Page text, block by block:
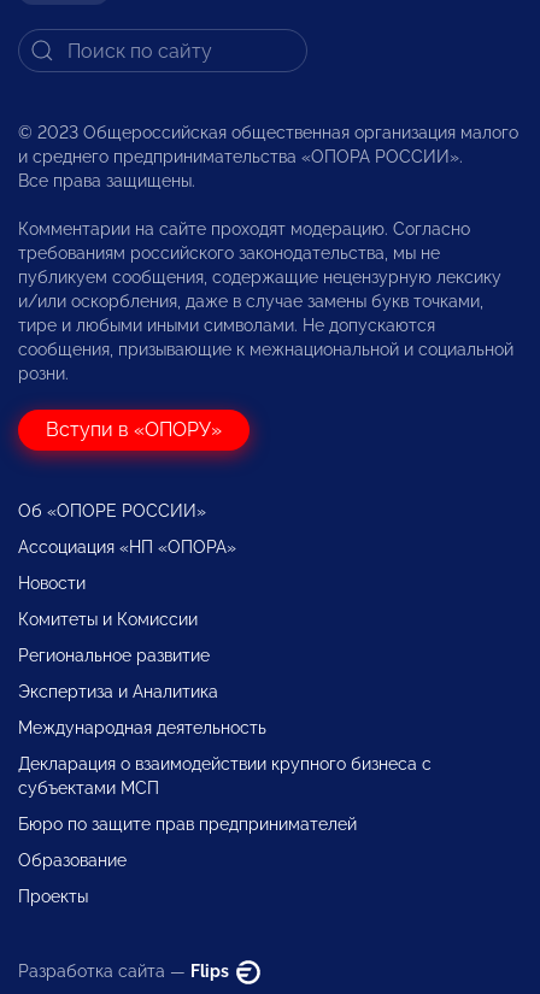
© 2023 Общероссийская общественная организация малого
и среднего предпринимательства «ОПОРА РОССИИ».
Все права защищены.
Комментарии на сайте проходят модерацию. Согласно
требованиям российского законодательства, мы не
публикуем сообщения, содержащие нецензурную лексику
и/или оскорбления, даже в случае замены букв точками,
тире и любыми иными символами. Не допускаются
сообщения, призывающие к межнациональной и социальной
розни.
Вступи в «ОПОРУ»
Об «ОПОРЕ РОССИИ»
Ассоциация «НП «ОПОРА»
Новости
Комитеты и Комиссии
Региональное развитие
Экспертиза и Аналитика
Международная деятельность
Декларация о взаимодействии крупного бизнеса с
субъектами МСП
Бюро по защите прав предпринимателей
Образование
Проекты
Разработка сайта — Flips